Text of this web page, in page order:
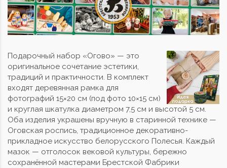
Подарочный набор «Огово» — это
оригинальное сочетание эстетики,
традиций и практичности. В комплект
входят деревянная рамка для
фотографий 15×20 см (под фото 10×15 см)
и круглая шкатулка диаметром 7,5 см и высотой 5 см.
Оба изделия украшены вручную в старинной технике —
Оговская роспись, традиционное декоративно-
прикладное искусство белорусского Полесья. Каждый
мазок — отголосок вековой культуры, бережно
сохранённой мастерами Брестской Фабрики